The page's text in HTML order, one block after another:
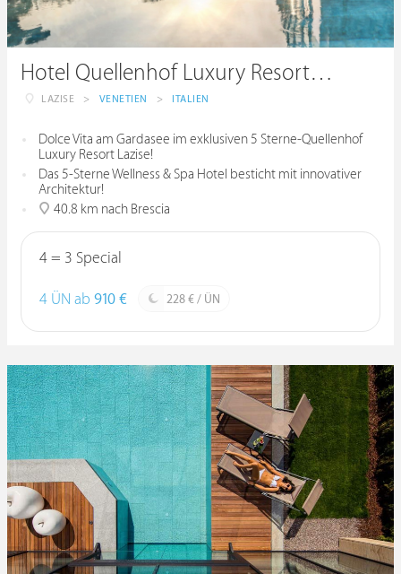
Hotel Quellenhof Luxury Resort Lazise
LAZISE > VENETIEN > ITALIEN
Dolce Vita am Gardasee im exklusiven 5 Sterne-Quellenhof
Luxury Resort Lazise!
Das 5-Sterne Wellness & Spa Hotel besticht mit innovativer
Architektur!
40.8 km nach Brescia
4 = 3 Special
4 ÜN ab 910 € 228 € / ÜN